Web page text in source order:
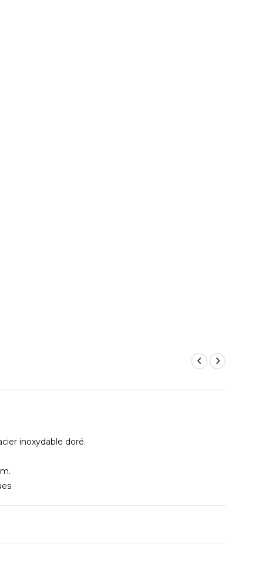
inoxydable doré.